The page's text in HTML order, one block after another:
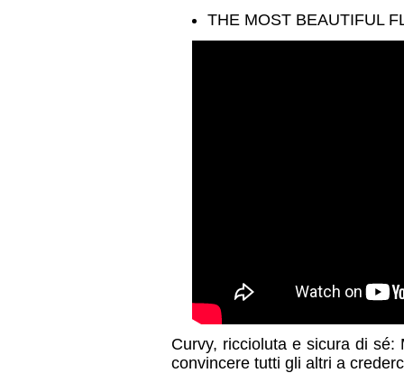
THE MOST BEAUTIFUL
Curvy, riccioluta e sicura di
convincere tutti gli altri a